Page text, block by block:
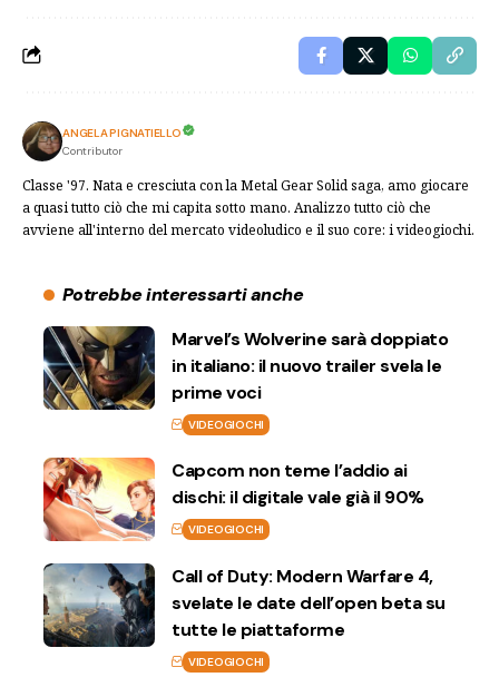
ANGELA PIGNATIELLO
Contributor
Classe '97. Nata e cresciuta con la Metal Gear Solid saga, amo giocare
a quasi tutto ciò che mi capita sotto mano. Analizzo tutto ciò che
avviene all'interno del mercato videoludico e il suo core: i videogiochi.
Potrebbe interessarti anche
Marvel’s Wolverine sarà doppiato
in italiano: il nuovo trailer svela le
prime voci
VIDEOGIOCHI
Capcom non teme l’addio ai
dischi: il digitale vale già il 90%
VIDEOGIOCHI
Call of Duty: Modern Warfare 4,
svelate le date dell’open beta su
tutte le piattaforme
VIDEOGIOCHI